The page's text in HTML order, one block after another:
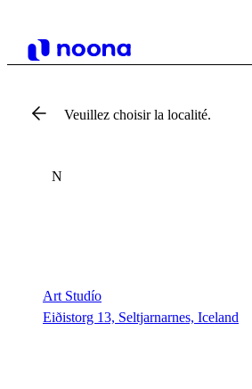
Veuillez choisir la localité.
N
Art Studío
Eiðistorg 13, Seltjarnarnes, Iceland